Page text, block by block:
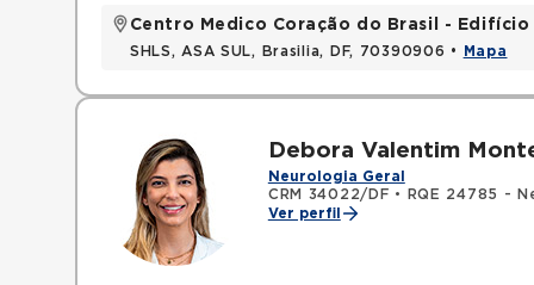
Centro Medico Coração do Brasil - Edifício
SHLS, ASA SUL, Brasilia, DF, 70390906 • Mapa
Debora Valentim
Neurologia Geral
CRM 34022/DF •
RQE 24785 -
Ver perfil